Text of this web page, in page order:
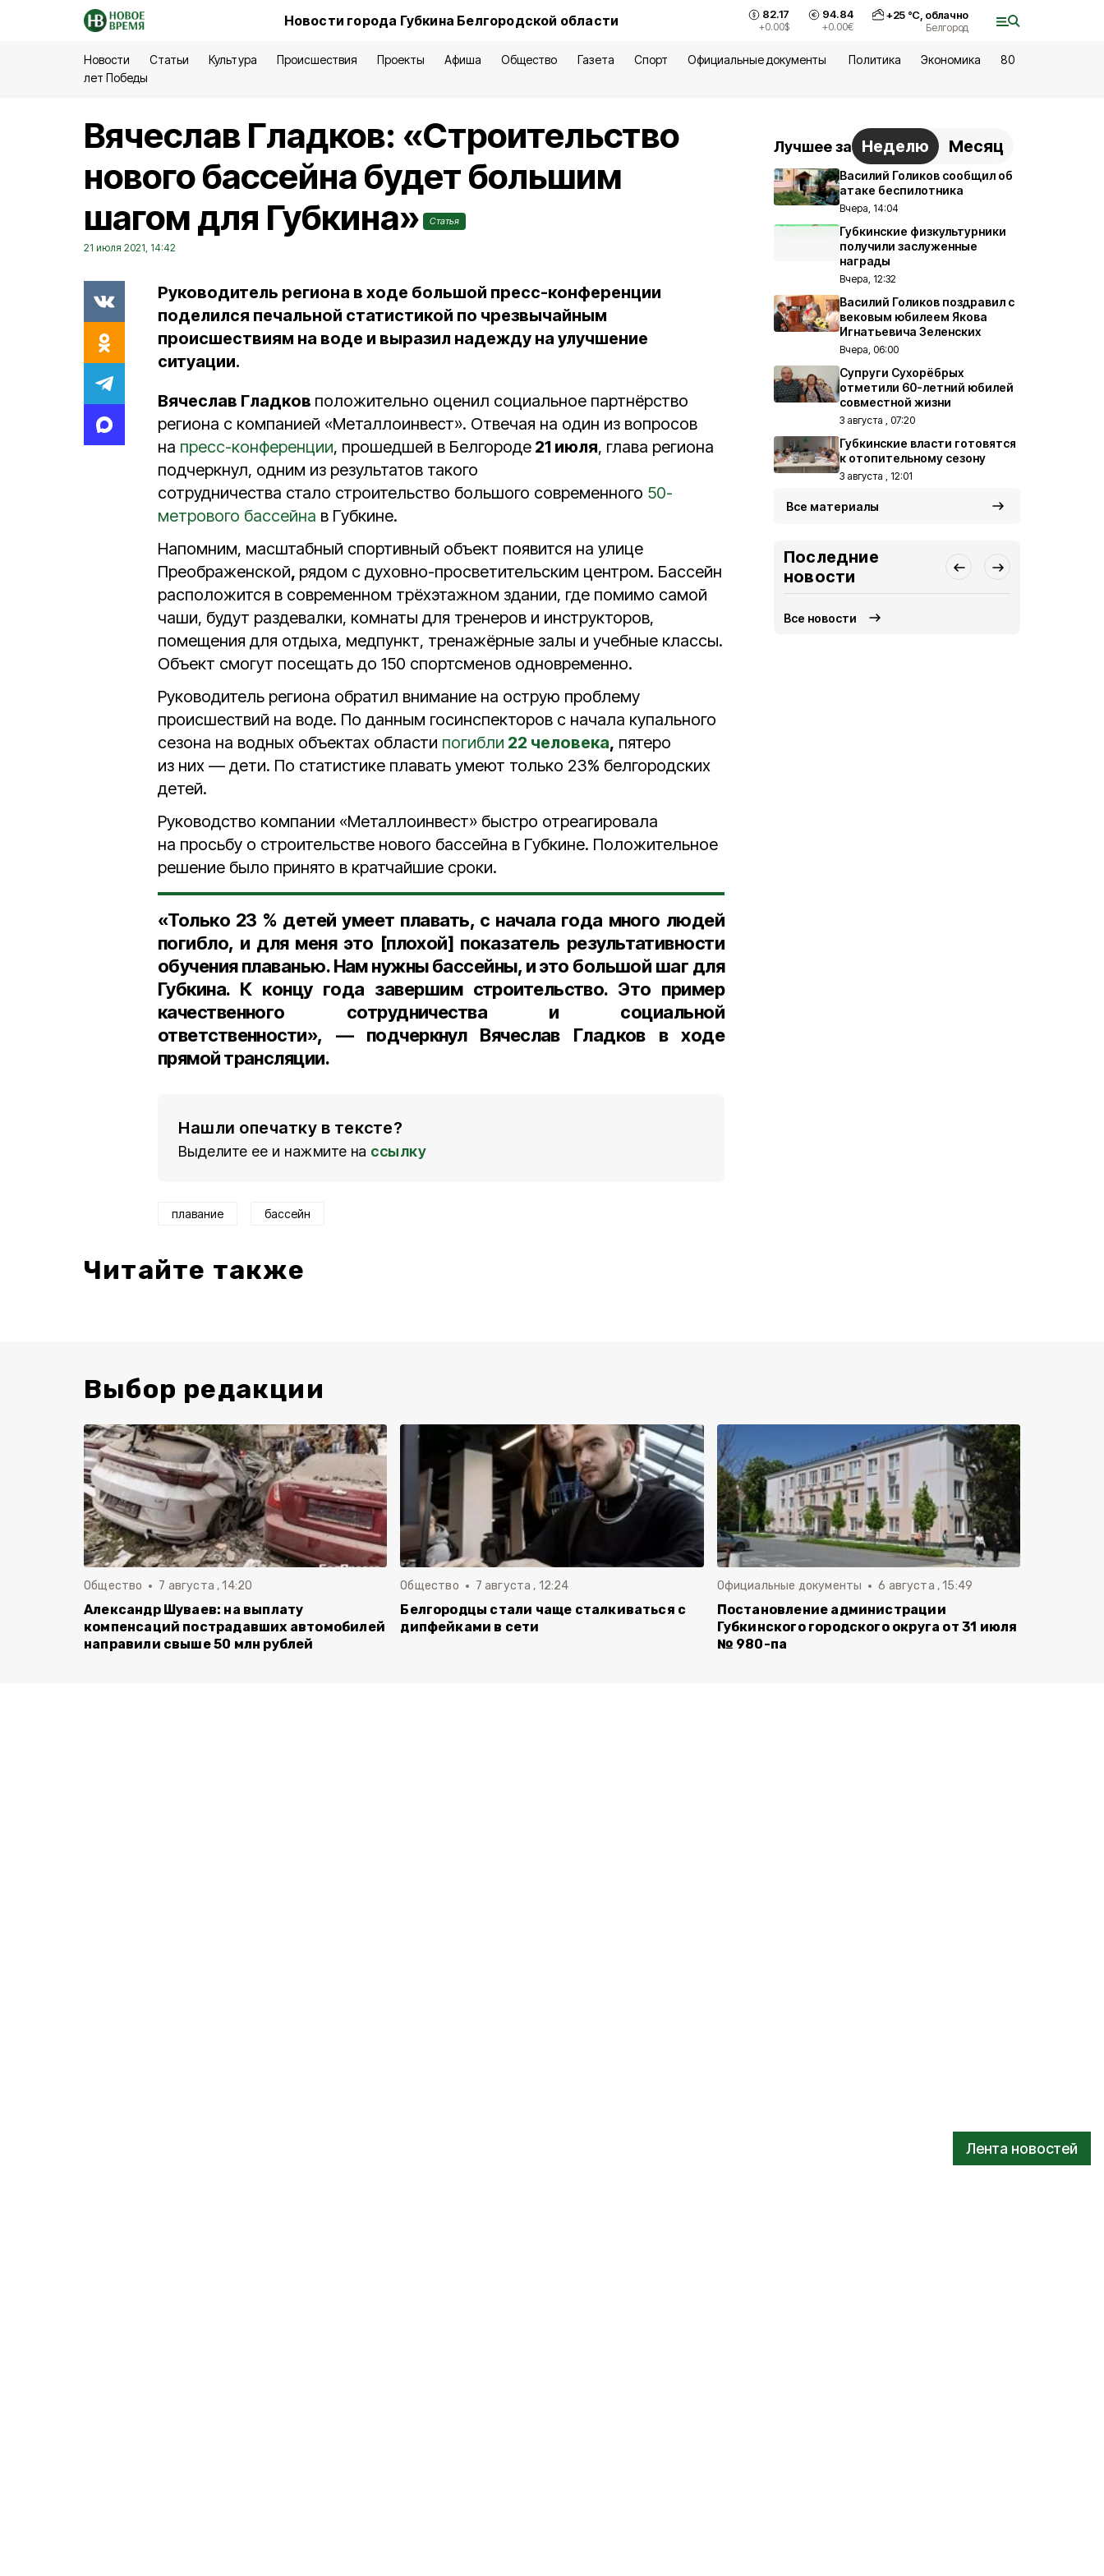
Новости города Губкина Белгородской области 82.17
+0.00$
94.84
+0.00€
+25°С, облачно
Белгород
Новости Статьи Культура Происшествия Проекты Афиша Общество Газета Спорт Официальные документы Политика Экономика
80
лет Победы
Лента новостей
Вячеслав Гладков: «Строительство
нового бассейна будет большим
шагом для Губкина»
Статья
21 июля 2021, 14:42
Руководитель региона в ходе большой пресс-конференции
поделился печальной статистикой по чрезвычайным
происшествиям на воде и выразил надежду на улучшение
ситуации.
Вячеслав Гладков положительно оценил социальное партнёрство
региона с компанией «Металлоинвест». Отвечая на один из вопросов
на пресс-конференции, прошедшей в Белгороде 21 июля, глава региона
подчеркнул, одним из результатов такого
сотрудничества стало строительство большого современного 50-
метрового бассейна в Губкине.
Напомним, масштабный спортивный объект появится на улице
Преображенской, рядом с духовно-просветительским центром. Бассейн
расположится в современном трёхэтажном здании, где помимо самой
чаши, будут раздевалки, комнаты для тренеров и инструкторов,
помещения для отдыха, медпункт, тренажёрные залы и учебные классы.
Объект смогут посещать до 150 спортсменов одновременно.
Руководитель региона обратил внимание на острую проблему
происшествий на воде. По данным госинспекторов с начала купального
сезона на водных объектах области погибли 22 человека, пятеро
из них — дети. По статистике плавать умеют только 23% белгородских
детей.
Руководство компании «Металлоинвест» быстро отреагировала
на просьбу о строительстве нового бассейна в Губкине. Положительное
решение было принято в кратчайшие сроки.
«Только 23 % детей умеет плавать, с начала года много людей
погибло, и для меня это [плохой] показатель результативности
обучения плаванью. Нам нужны бассейны, и это большой шаг для
Губкина. К концу года завершим строительство. Это пример
качественного сотрудничества и социальной
ответственности», — подчеркнул Вячеслав Гладков в ходе
прямой трансляции.
Нашли опечатку в тексте?
Выделите ее и нажмите на ссылку
плавание бассейн
Читайте также
Лучшее за Неделю Месяц
Василий Голиков сообщил об
атаке беспилотника
Вчера, 14:04
Губкинские физкультурники
получили заслуженные
награды
Вчера, 12:32
Василий Голиков поздравил с
вековым юбилеем Якова
Игнатьевича Зеленских
Вчера, 06:00
Супруги Сухорёбрых
отметили 60-летний юбилей
совместной жизни
3 августа , 07:20
Губкинские власти готовятся
к отопительному сезону
3 августа , 12:01
Все материалы
Последние
новости
Все новости
Выбор редакции
Общество 7 августа , 14:20
Александр Шуваев: на выплату
компенсаций пострадавших автомобилей
направили свыше 50 млн рублей
Общество 7 августа , 12:24
Белгородцы стали чаще сталкиваться с
дипфейками в сети
Официальные документы 6 августа , 15:49
Постановление администрации
Губкинского городского округа от 31 июля
№ 980-па